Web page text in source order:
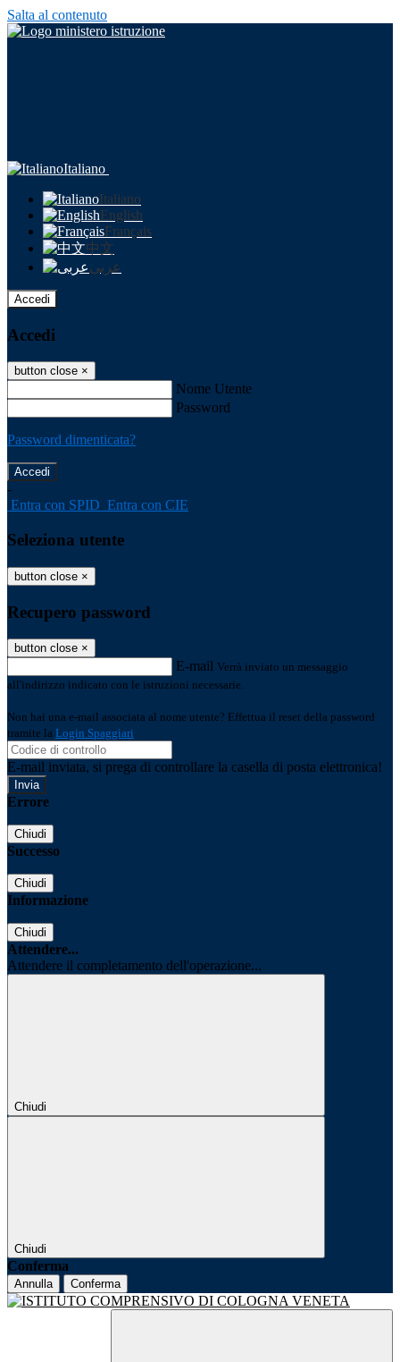
Salta al contenuto
Italiano
Italiano
English
Français
中文
عربى
Accedi
Accedi
button close ×
Nome Utente
Password
Password dimenticata?
-
Entra con SPID Entra con CIE
Seleziona utente
button close ×
Recupero password
button close ×
E-mail Verrà inviato un messaggio
all'indirizzo indicato con le istruzioni necessarie.
Non hai una e-mail associata al nome utente? Effettua il reset della password
tramite la Login Spaggiari
E-mail inviata, si prega di controllare la casella di posta elettronica!
Errore
Chiudi
Successo
Chiudi
Informazione
Chiudi
Attendere...
Attendere il completamento dell'operazione...
Chiudi
Chiudi
Conferma
Annulla Conferma